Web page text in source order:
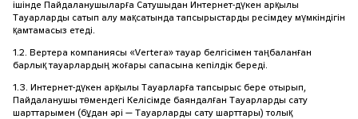
ішінде Пайдаланушыларға Сатушыдан Интернет-дүкен арқылы
Тауарларды сатып алу мақсатында тапсырыстарды ресімдеу мүмкіндігін
қамтамасыз етеді.
1.2. Вертера компаниясы «Vertera» тауар белгісімен таңбаланған
барлық тауарлардың жоғары сапасына кепілдік береді.
1.3. Интернет-дүкен арқылы Тауарларға тапсырыс бере отырып,
Пайдаланушы төмендегі Келісімде баяндалған Тауарларды сату
шарттарымен (бұдан әрі — Тауарларды сату шарттары) толық